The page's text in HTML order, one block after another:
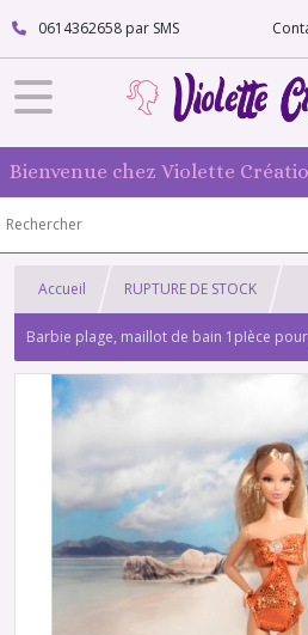
0614362658 par SMS
Accueil RUPTURE DE STOCK
Barbie plage, maillot de bain 1pIèce
de plage N 2